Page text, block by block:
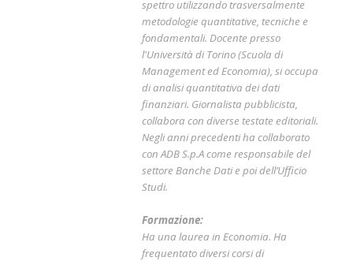
spettro utilizzando trasversalmente
metodologie quantitative, tecniche e
fondamentali. Docente presso
l'Università di Torino (Scuola di
Management ed Economia), si occupa
di analisi quantitativa dei dati
finanziari. Giornalista pubblicista,
collabora con diverse testate editoriali.
Negli anni precedenti ha collaborato
con ADB S.p.A come responsabile del
settore Banche Dati e poi dell’Ufficio
Studi.
Formazione:
Ha una laurea in Economia. Ha
frequentato diversi corsi di